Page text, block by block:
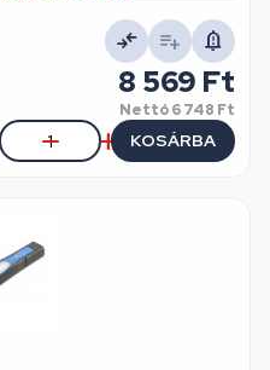
8 569 Ft
Nettó6 748 Ft
KOSÁRBA